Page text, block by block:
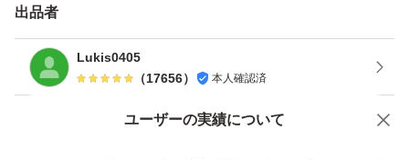
セージへの返信及び評価につきましては省略させて頂く場
合がございますので、予めご了承下さい。
領収書の発行は現在承っておりません。
出品者
Lukis0405
（17656） 本人確認済
ユーザーの実績について
Yahoo!オークションで出品した商品のため一部機能は利用できません